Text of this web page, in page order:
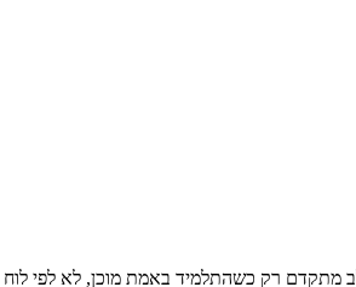
מתקדם רק כשהתלמיד באמת מוכן, לא לפי לוח